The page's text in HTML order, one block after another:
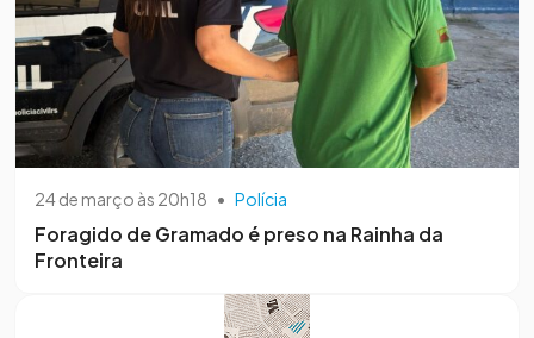
24 de março às 20h18 • Polícia
Foragido de Gramado é preso na Rainha da
Fronteira